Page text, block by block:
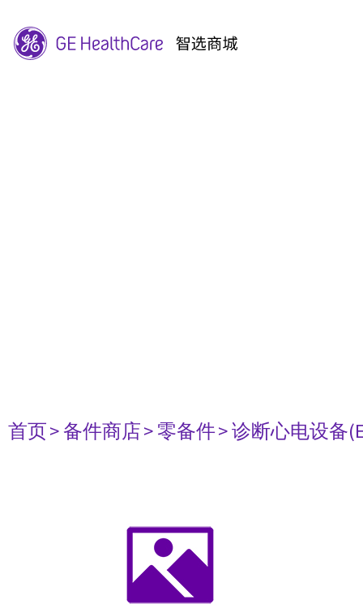
首页> 备件商店> 零备件> 诊断心电设备